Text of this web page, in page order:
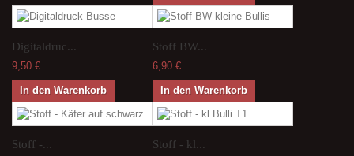
Digitaldruc...
9,50 €
In den Warenkorb
Stoff BW...
6,90 €
In den Warenkorb
Stoff -... Stoff - kl...